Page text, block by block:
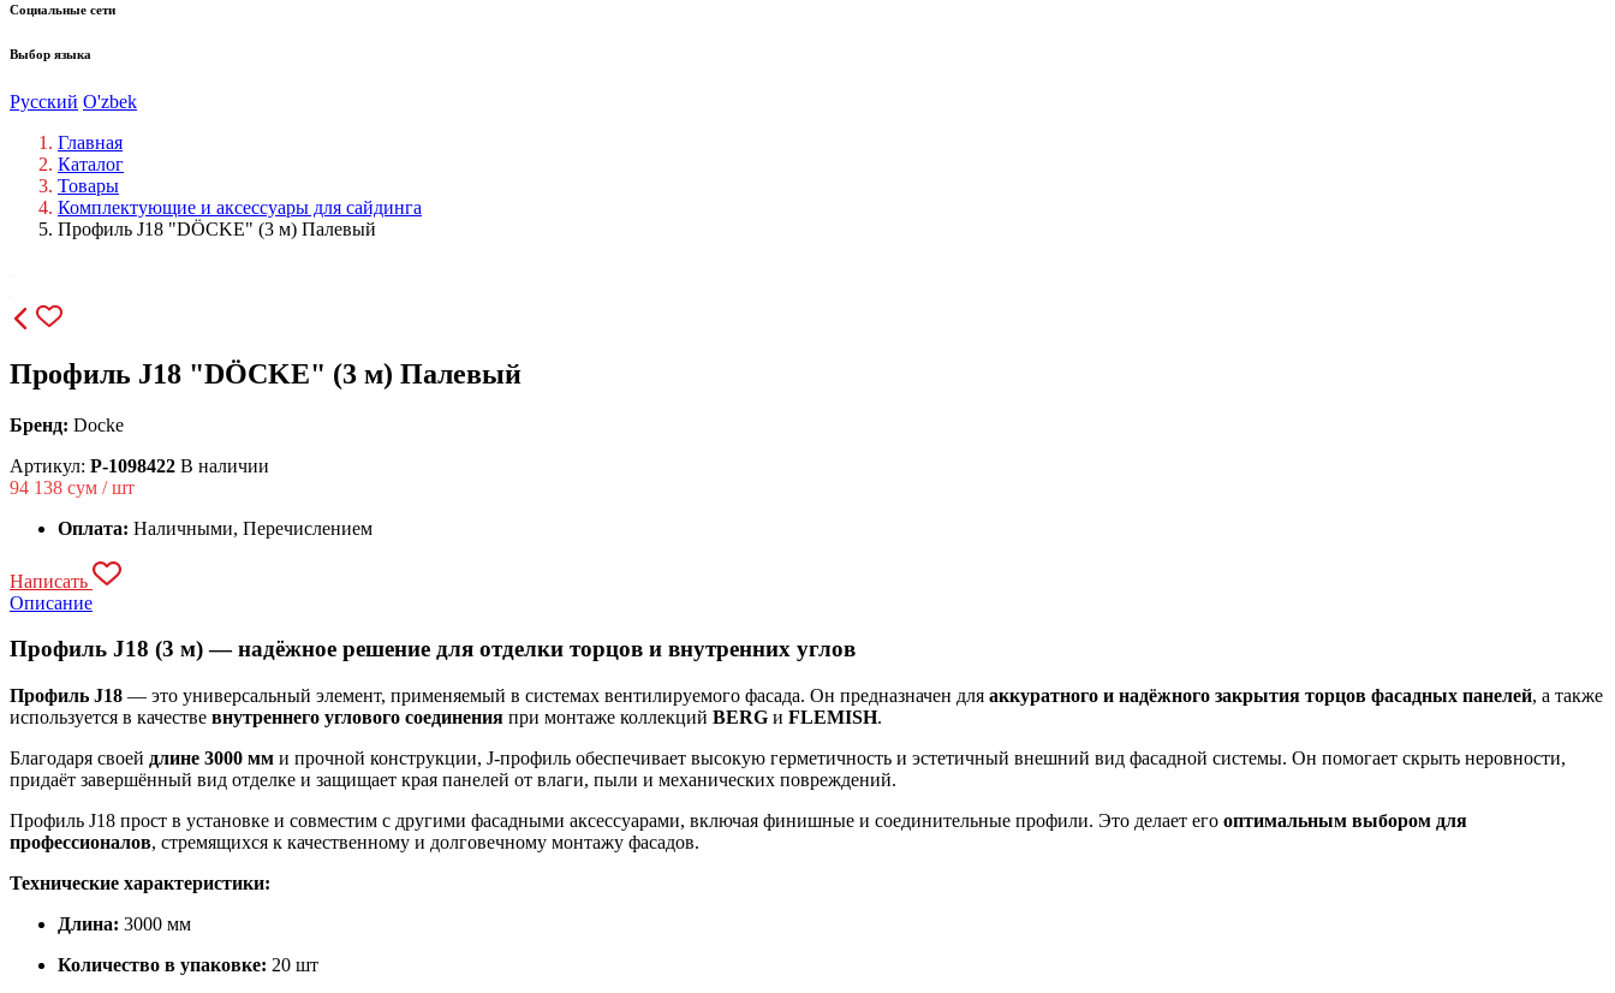
Социальные сети
Выбор языка
Русский O'zbek
Главная
Каталог
Товары
Комплектующие и аксессуары для сайдинга
Профиль J18 "DÖCKE" (3 м) Палевый
Профиль J18 "DÖCKE" (3 м) Палевый
Бренд: Docke
Артикул: P-1098422 В наличии
94 138 сум / шт
Оплата: Наличными, Перечислением
Написать
Описание
Профиль J18 (3 м) — надёжное решение для отделки торцов и внутренних углов
Профиль J18 — это универсальный элемент, применяемый в системах вентилируемого фасада. Он предназначен для аккуратного и надёжного закрытия торцов фасадных панелей, а также
используется в качестве внутреннего углового соединения при монтаже коллекций BERG и FLEMISH.
Благодаря своей длине 3000 мм и прочной конструкции, J-профиль обеспечивает высокую герметичность и эстетичный внешний вид фасадной системы. Он помогает скрыть неровности,
придаёт завершённый вид отделке и защищает края панелей от влаги, пыли и механических повреждений.
Профиль J18 прост в установке и совместим с другими фасадными аксессуарами, включая финишные и соединительные профили. Это делает его оптимальным выбором для
профессионалов, стремящихся к качественному и долговечному монтажу фасадов.
Технические характеристики:
Длина: 3000 мм
Количество в упаковке: 20 шт